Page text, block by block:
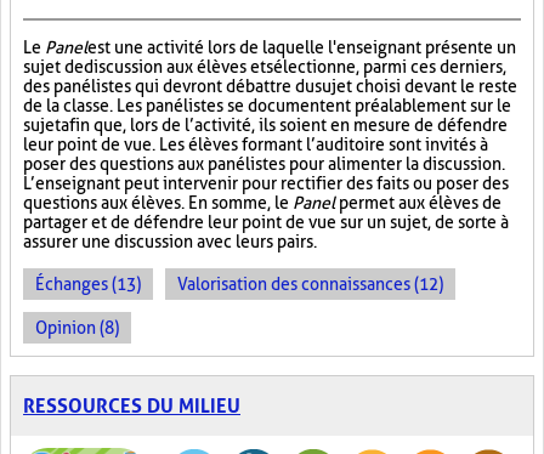
Le Panelest une activité lors de laquelle l'enseignant présente un
sujet de discussion aux élèves et sélectionne, parmi ces derniers,
des panélistes qui devront débattre du sujet choisi devant le reste
de la classe. Les panélistes se documentent préalablement sur le
sujet afin que, lors de l’activité, ils soient en mesure de défendre
leur point de vue. Les élèves formant l’auditoire sont invités à
poser des questions aux panélistes pour alimenter la discussion.
L’enseignant peut intervenir pour rectifier des faits ou poser des
questions aux élèves. En somme, le Panelpermet aux élèves de
partager et de défendre leur point de vue sur un sujet, de sorte à
assurer une discussion avec leurs pairs.
Échanges (13) Valorisation des connaissances (12)
Opinion (8)
RESSOURCES DU MILIEU